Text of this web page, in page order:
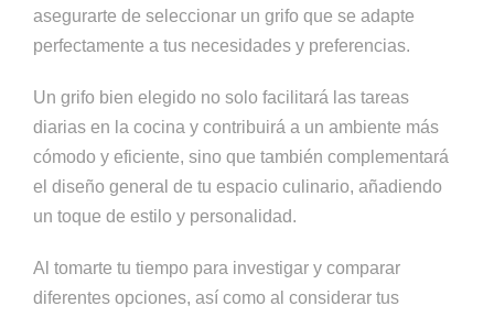
asegurarte de seleccionar un grifo que se adapte
perfectamente a tus necesidades y preferencias.
Un grifo bien elegido no solo facilitará las tareas
diarias en la cocina y contribuirá a un ambiente más
cómodo y eficiente, sino que también complementará
el diseño general de tu espacio culinario, añadiendo
un toque de estilo y personalidad.
Al tomarte tu tiempo para investigar y comparar
diferentes opciones, así como al considerar tus